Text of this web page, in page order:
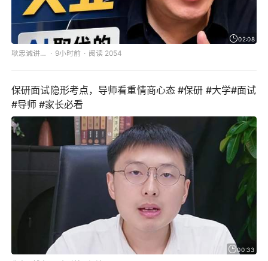
02:08
耿忠诚讲升学 9小时前 阅读 2054
保研面试隐形考点，导师看重情商心态 #保研 #大学#面试
#导师 #家长必看
00:33